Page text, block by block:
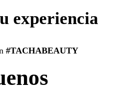
experiencia
#TACHABEAUTY